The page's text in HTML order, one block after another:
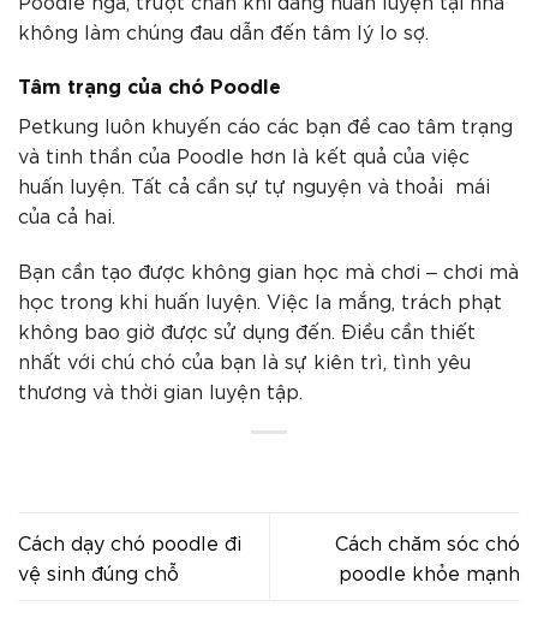
không làm chúng đau dẫn đến tâm lý lo sợ.
Tâm trạng của chó Poodle
Petkung luôn khuyến cáo các bạn đề cao tâm trạng
và tinh thần của Poodle hơn là kết quả của việc
huấn luyện. Tất cả cần sự tự nguyện và thoải mái
của cả hai.
Bạn cần tạo được không gian học mà chơi – chơi mà
học trong khi huấn luyện. Việc la mắng, trách phạt
không bao giờ được sử dụng đến. Điều cần thiết
nhất với chú chó của bạn là sự kiên trì, tình yêu
thương và thời gian luyện tập.
Cách dạy chó poodle đi
vệ sinh đúng chỗ
Cách chăm sóc chó
poodle khỏe mạnh